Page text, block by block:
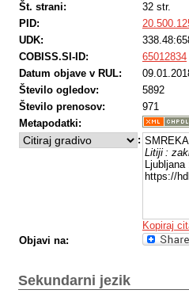
Št. strani:
32 str.
PID:
UDK:
COBISS.SI-ID:
65012834
Datum objave v RUL:
Število ogledov:
5892
Število prenosov:
971
Metapodatki:
:
Litiji :
https://
Kopiraj
Objavi na:
Sekundarni jezik